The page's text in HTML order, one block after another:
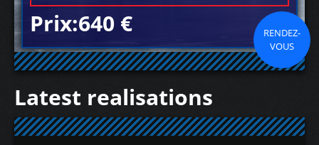
Prix:640 €
RENDEZ-
VOUS
Latest realisations